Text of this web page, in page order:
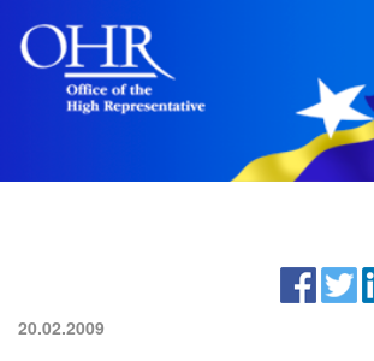
20.02.2009